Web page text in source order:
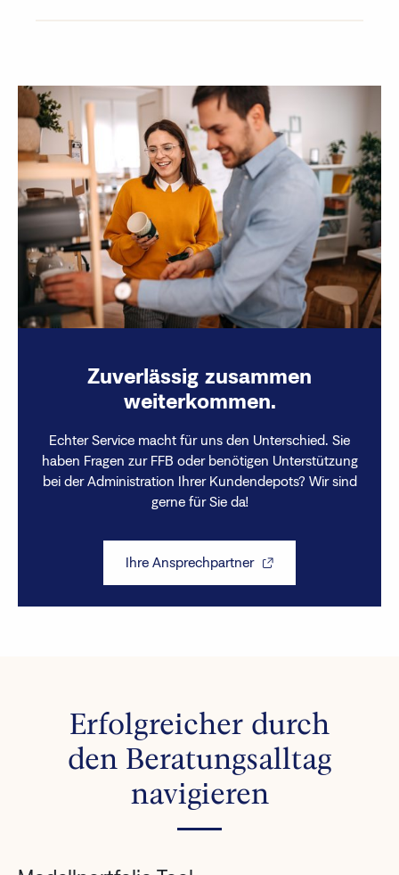
Zuverlässig zusammen
weiterkommen.
Echter Service macht für uns den Unterschied. Sie
haben Fragen zur FFB oder benötigen Unterstützung
bei der Administration Ihrer Kundendepots? Wir sind
gerne für Sie da!
Ihre Ansprechpartner
Erfolgreicher durch
den Beratungsalltag
navigieren